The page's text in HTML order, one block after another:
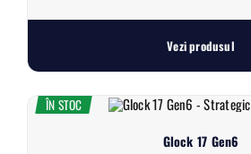
Vezi produsul
Glock 17 Gen6
ÎN STOC